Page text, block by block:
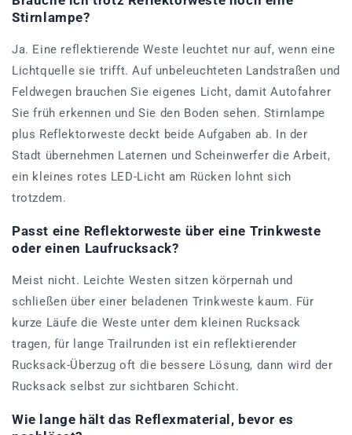
Stirnlampe?
Ja. Eine reflektierende Weste leuchtet nur auf, wenn eine
Lichtquelle sie trifft. Auf unbeleuchteten Landstraßen und
Feldwegen brauchen Sie eigenes Licht, damit Autofahrer
Sie früh erkennen und Sie den Boden sehen. Stirnlampe
plus Reflektorweste deckt beide Aufgaben ab. In der
Stadt übernehmen Laternen und Scheinwerfer die Arbeit,
ein kleines rotes LED-Licht am Rücken lohnt sich
trotzdem.
Passt eine Reflektorweste über eine Trinkweste
oder einen Laufrucksack?
Meist nicht. Leichte Westen sitzen körpernah und
schließen über einer beladenen Trinkweste kaum. Für
kurze Läufe die Weste unter dem kleinen Rucksack
tragen, für lange Trailrunden ist ein reflektierender
Rucksack-Überzug oft die bessere Lösung, dann wird der
Rucksack selbst zur sichtbaren Schicht.
Wie lange hält das Reflexmaterial, bevor es